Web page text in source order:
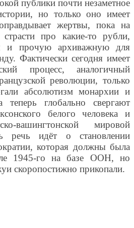
публики почти незаметное
но только оно имеет
жертвы, пока на
страсти про какие-то рубли,
и прочую архиважную для
Фактически сегодня имеет
процесс, аналогичный
революции, только
абсолютизм монархии и
глобально свергают
белого человека и
вашингтонской мировой
речь идёт о становлении
которая должны была
1945-го на базе ООН, но
скоропостижно прикопали.